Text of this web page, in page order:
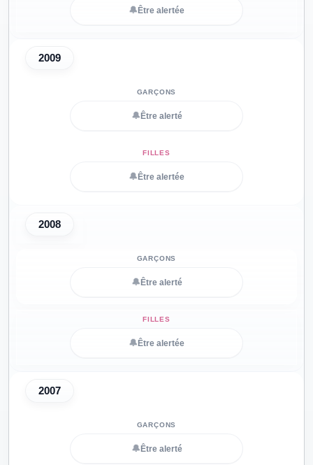
🔔 Être alertée
2009
🔔 Être alerté
🔔 Être alertée
2008
🔔 Être alerté
🔔 Être alertée
2007
🔔 Être alerté